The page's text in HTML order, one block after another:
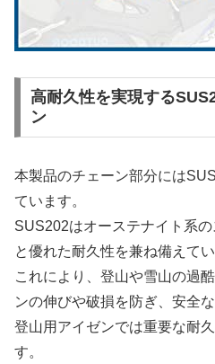
高耐久性を実現する
ン
本製品のチェーン部分には
ています。
SUS202はオーステナイト系
と優れた耐久性を兼ね備えてい
これにより、登山や雪山の過
ンの伸びや破損を防ぎ、安全
登山用アイゼンでは重要な耐
す。